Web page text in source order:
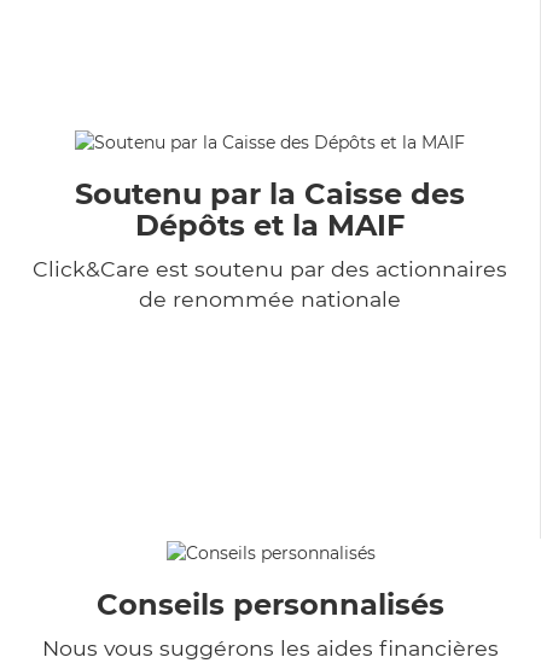
Soutenu par la Caisse des
Dépôts et la MAIF
Click&Care est soutenu par des actionnaires
de renommée nationale
Conseils personnalisés
Nous vous suggérons les aides financières